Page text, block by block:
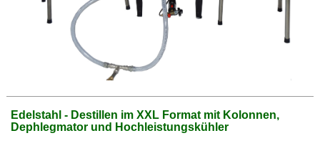
Edelstahl - Destillen im XXL Format mit Kolonnen,
Dephlegmator und Hochleistungskühler